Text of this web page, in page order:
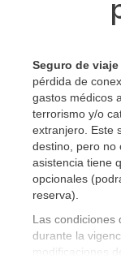
Seguro de
pérdida de
gastos médicos
terrorismo y/o
extranjero. Este
destino, pero no
asistencia tiene
opcionales
reserva)
Las condiciones
durante la
modificaciones